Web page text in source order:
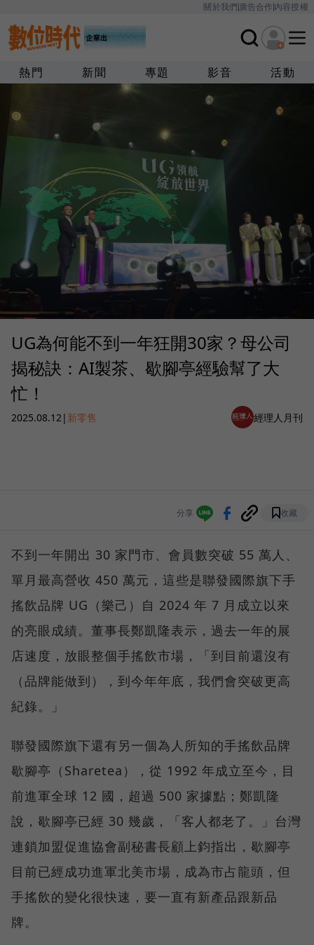
關於我們廣告合作內容授權
熱門 新聞 專題 影音 活動
UG為何能不到一年狂開30家？母公司
揭秘訣：AI製茶、歇腳亭經驗幫了大
忙！
2025.08.12 | 新零售 經理人月刊
分享 收藏
不到一年開出 30 家門市、會員數突破 55 萬人、
單月最高營收 450 萬元，這些是聯發國際旗下手
搖飲品牌 UG（樂己）自 2024 年 7 月成立以來
的亮眼成績。董事長鄭凱隆表示，過去一年的展
店速度，放眼整個手搖飲市場，「到目前還沒有
（品牌能做到），到今年年底，我們會突破更高
紀錄。」
聯發國際旗下還有另一個為人所知的手搖飲品牌
歇腳亭（Sharetea），從 1992 年成立至今，目
前進軍全球 12 國，超過 500 家據點；鄭凱隆
說，歇腳亭已經 30 幾歲，「客人都老了。」台灣
連鎖加盟促進協會副秘書長顧上鈞指出，歇腳亭
目前已經成功進軍北美市場，成為市占龍頭，但
手搖飲的變化很快速，要一直有新產品跟新品
牌。